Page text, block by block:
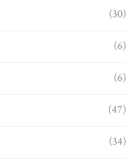
(30)
(6)
(6)
(47)
(34)